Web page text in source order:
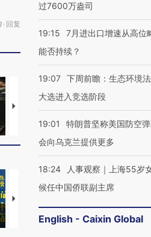
· 回复
马航飞行员跨国走私7万
粒摇头丸 尿检体内含3种
度Z世代 用
育部长拱下台
【推广】走进第四届链博
会，让数智科技“链”接产
【特别呈现
有意思的生活
过7600万盎司
19:15
7月进出口增速从高位
能否持续？
19:07 下周前瞻：生态环境
大选进入竞选阶段
19:01
特朗普坚称美国防空
会向乌克兰提供更多
18:24
人事观察｜上海55岁
候任中国侨联副主席
English - Caixin Global